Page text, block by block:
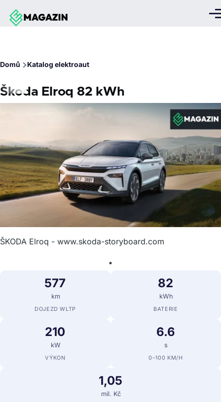
Přejít k hlavnímu obsahu
Domů Katalog elektroaut
Škoda Elroq 82 kWh
ŠKODA Elroq - www.skoda-storyboard.com
577
km
DOJEZD WLTP
82
kWh
BATERIE
210
kW
VÝKON
6.6
s
0–100 KM/H
1,05
mil. Kč